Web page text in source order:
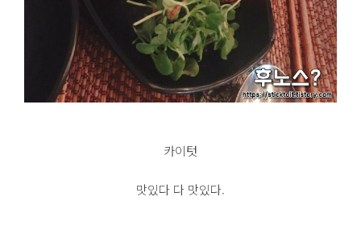
카이텃
맛있다 다 맛있다.